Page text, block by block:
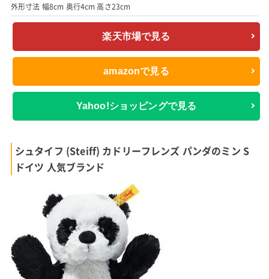
外形寸法 幅8cm 奥行4cm 高さ23cm
楽天市場で見る
amazonで見る
Yahoo!ショッピングで見る
シュタイフ (Steiff) カドリーフレンズ パンダのミン S
ドイツ 人気ブランド